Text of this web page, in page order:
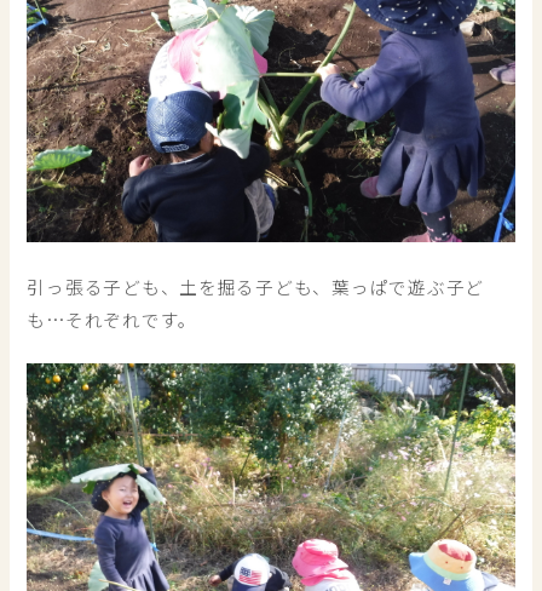
引っ張る子ども、土を掘る子ども、葉っぱで遊ぶ子ど
も…それぞれです。